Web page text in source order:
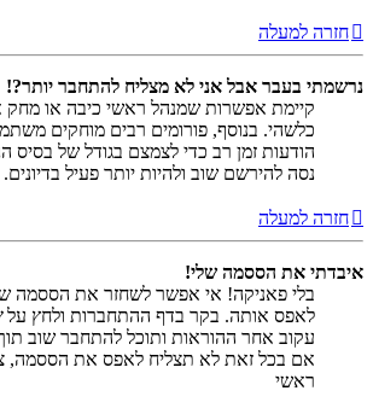
חזרה למעלה
נרשמתי בעבר אבל אני לא מצליח להתחבר יותר?!
קיימת אפשרות שמנהל ראשי כיבה או מחק
כלשהי. בנוסף, פורומים רבים מוחקים
הודעות זמן רב כדי לצמצם בגודל של בסיס
נסה להירשם שוב ולהיות יותר פעיל בדיונים.
חזרה למעלה
איבדתי את הססמה שלי!
בלי פאניקה! אי אפשר לשחזר את הססמה
לאפס אותה. בקר בדף ההתחברות ולחץ על
עקוב אחר ההוראות ותוכל להתחבר שוב
אם בכל זאת לא תצליח לאפס את הססמה,
ראשי